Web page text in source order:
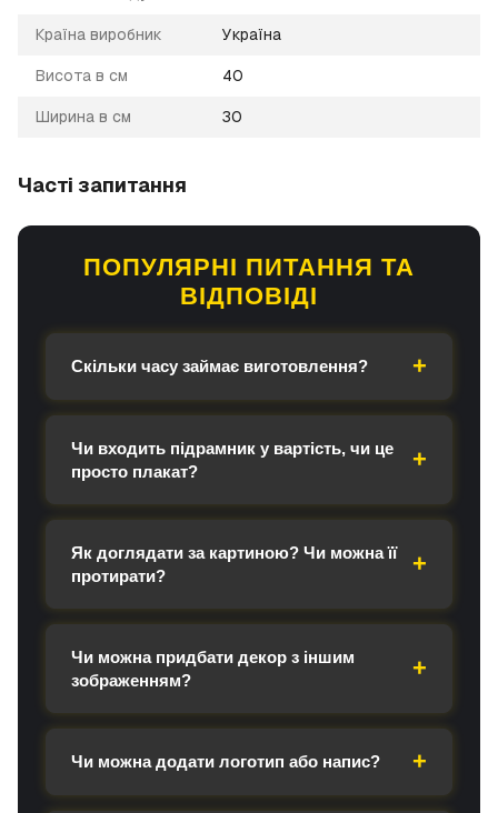
Країна виробник Україна
Висота в см 40
Ширина в см 30
Часті запитання
ПОПУЛЯРНІ ПИТАННЯ ТА
ВІДПОВІДІ
Скільки часу займає виготовлення?
Чи входить підрамник у вартість, чи це
просто плакат?
Як доглядати за картиною? Чи можна її
протирати?
Чи можна придбати декор з іншим
зображенням?
Чи можна додати логотип або напис?